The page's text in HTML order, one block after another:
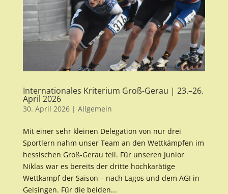
Internationales Kriterium Groß-Gerau | 23.–26.
April 2026
30. April 2026| Allgemein
Mit einer sehr kleinen Delegation von nur drei
Sportlern nahm unser Team an den Wettkämpfen im
hessischen Groß-Gerau teil. Für unseren Junior
Niklas war es bereits der dritte hochkarätige
Wettkampf der Saison – nach Lagos und dem AGI in
Geisingen. Für die beiden...